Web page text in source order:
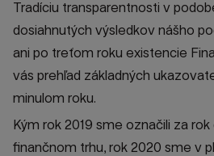
Tradíciu transparentnosti v
dosiahnutých výsledkov nášho
ani po treťom roku existencie
vás prehľad základných
minulom roku.
Kým rok 2019 sme označili za
finančnom trhu, rok 2020 sme v